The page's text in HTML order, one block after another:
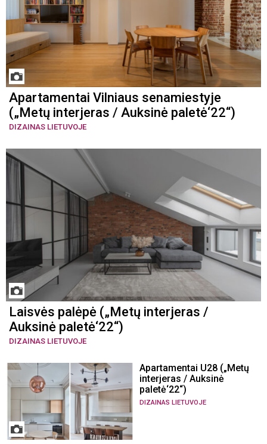
Apartamentai Vilniaus senamiestyje
(„Metų interjeras / Auksinė paletė‘22“)
DIZAINAS LIETUVOJE
Laisvės palėpė („Metų interjeras /
Auksinė paletė‘22“)
DIZAINAS LIETUVOJE
Apartamentai U28 („Metų
interjeras / Auksinė
paletė‘22“)
DIZAINAS LIETUVOJE